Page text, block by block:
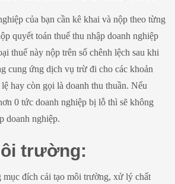
của bạn cần kê khai và nộp theo từng
quyết toán thuế thu nhập doanh nghiệp
thuế này nộp trên số chênh lệch sau khi
cung ứng dịch vụ trừ đi cho các khoản
hay còn gọi là doanh thu thuần. Nếu
0 tức doanh nghiệp bị lỗ thì sẽ không
doanh nghiệp.
trường:
đích cải tạo môi trường, xử lý chất